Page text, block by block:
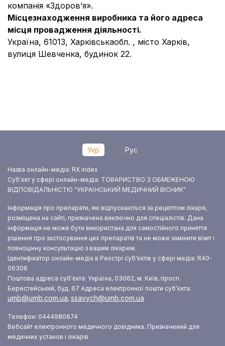
компанія «Здоров’я».
Місцезнаходження виробника та його адреса
місця провадження діяльності.
Україна, 61013, Харківськаобл. , місто Харків,
вулиця Шевченка, будинок 22.
Укр Рус
Назва онлайн-медіа: RX index
Суб‘єкт у сфері онлайн-медіа: ТОВАРИСТВО З ОБМЕЖЕНОЮ
ВІДПОВІДАЛЬНІСТЮ “УКРАЇНСЬКИЙ МЕДИЧНИЙ ВІСНИК”
Інформація про препарати, які відпускаються за рецептом лікаря,
розміщена на сайті, призначена виключно для спеціалістів. Дана
інформація не може бути використана для самостійного приняття
рішення про застосування цих препаратів та не може замінити візит і
повноцінну консультацію з вашим лікарем.
Ідентифікатор онлайн-медіа в Реєстрі суб‘єктів у сфері медіа: R40-
06306
Поштова адреса суб‘єкта: Україна, 03062, м. Київ, просп.
Берестейський, буд. 67 Адреса електронної пошти суб’єкта:
umb@umb.com.ua, ssavych@umb.com.ua
Телефон: 0444980674
Вебсайт електронного медичного довідника. Призначений для
медичних установ і лікарів